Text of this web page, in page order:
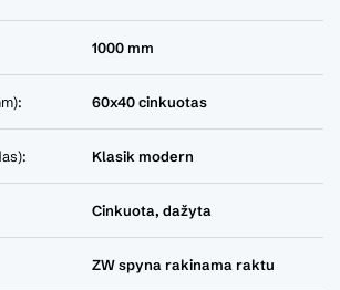
1000 mm
60x40 cinkuotas
Klasik modern
Cinkuota, dažyta
ZW spyna rakinama raktu